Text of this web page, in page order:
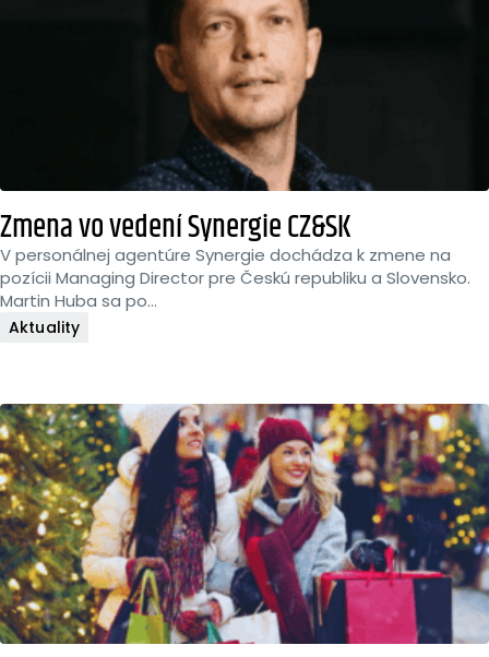
Zmena vo vedení Synergie CZ&SK
V personálnej agentúre Synergie dochádza k zmene na
pozícii Managing Director pre Českú republiku a Slovensko.
Martin Huba sa po...
Aktuality